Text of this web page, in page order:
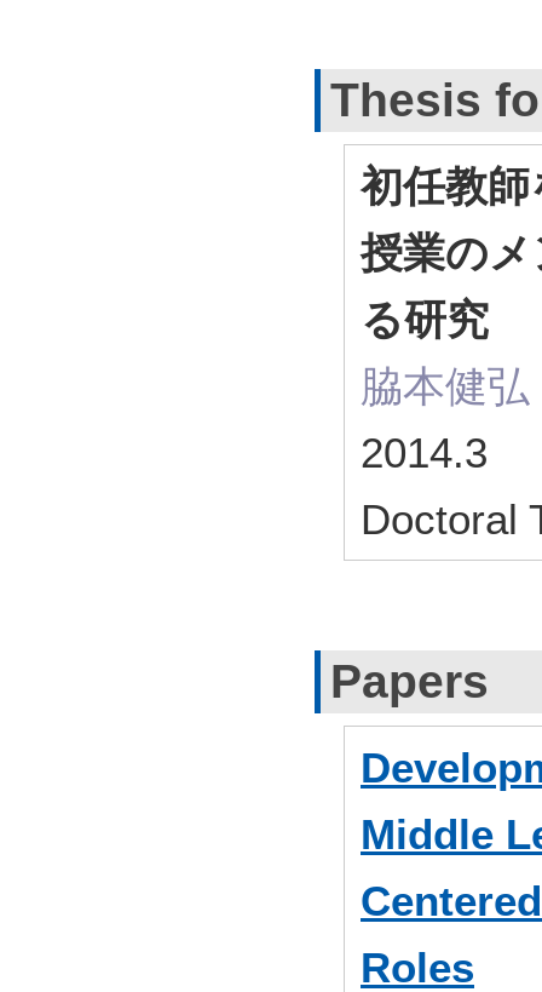
Thesis
初任教
授業の
る研究
脇本健弘
2014.3
Papers
Middle
Roles